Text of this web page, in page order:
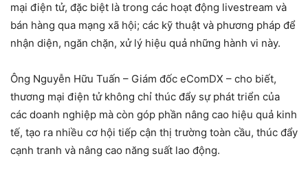
mại điện tử, đặc biệt là trong các hoạt động livestream và
bán hàng qua mạng xã hội; các kỹ thuật và phương pháp để
nhận diện, ngăn chặn, xử lý hiệu quả những hành vi này.
Ông Nguyễn Hữu Tuấn – Giám đốc eComDX – cho biết,
thương mại điện tử không chỉ thúc đẩy sự phát triển của
các doanh nghiệp mà còn góp phần nâng cao hiệu quả kinh
tế, tạo ra nhiều cơ hội tiếp cận thị trường toàn cầu, thúc đẩy
cạnh tranh và nâng cao năng suất lao động.